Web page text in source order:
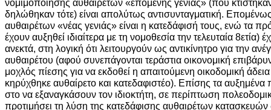
νομιμοποίησης αυθαιρέτων «επόμενης γενιάς» (που
δηλώθηκαν τότε) είναι απολύτως αντισυνταγματική.
αυθαιρέτων «νέας γενιάς» είναι η κατεδάφισή τους, ενώ τα
έχουν αυξηθεί ιδιαίτερα με τη νομοθεσία την τελευταία 8ετία)
ανεκτά, στη λογική ότι λειτουργούν ως αντικίνητρο για την
αυθαιρέτου (αφού συνεπάγονται τεράστια οικονομική
μοχλός πίεσης για να εκδοθεί η απαιτούμενη οικοδομική
κηρύχθηκε αυθαίρετο και κατεδαφιστέο). Επίσης τα
στο να εξαναγκάσουν τον ιδιοκτήτη, σε περίπτωση
προτιμήσει τη λύση της κατεδάφισης αυθαιρέτων